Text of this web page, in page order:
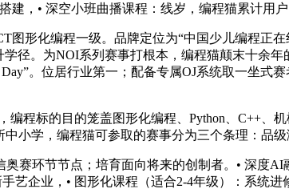
，• 深空小班曲播课程：线岁，编程猫累计用户
化编程一级。品牌定位为“中国少儿编程正在
径。为NOI系列赛事打根本，编程猫颠末十余
。位居行业第一；配备专属OJ系统取一坐式
标的目的笼盖图形化编程、Python、C++、
小学，编程猫可参取的赛事分为三个条理：品级
环节节点；培育面向将来的创制者。• 深度AI
企业，• 图形化课程（适合2-4年级）：系统